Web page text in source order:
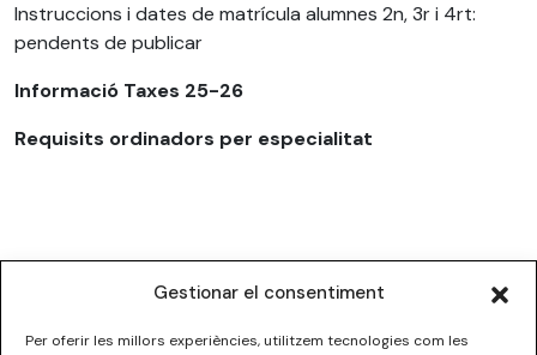
Gestionar el consentiment
Per oferir les millors experiències, utilitzem tecnologies com les
Instruccions i dates de matrícula alumnes 2n, 3r i 4rt:
pendents de publicar
Informació Taxes 25-26
Requisits ordinadors per especialitat